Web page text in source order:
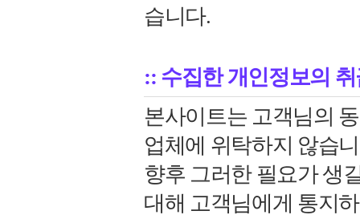
습니다.
:: 수집한 개인정보의
본사이트는 고객님의
업체에 위탁하지 않습
향후 그러한 필요가 생
대해 고객님에게 통지